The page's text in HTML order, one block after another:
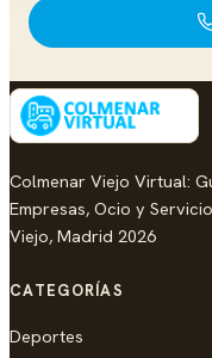
Colmenar Viejo Virtual:
Empresas, Ocio y
Viejo, Madrid 2026
CATEGORÍAS
Deportes